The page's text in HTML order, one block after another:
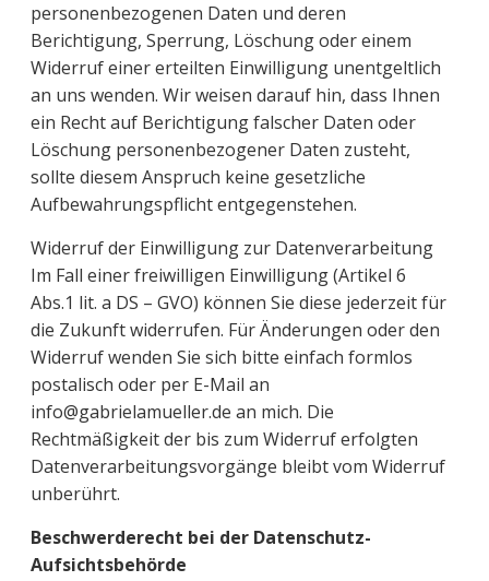
personenbezogenen Daten und deren
Berichtigung, Sperrung, Löschung oder einem
Widerruf einer erteilten Einwilligung unentgeltlich
an uns wenden. Wir weisen darauf hin, dass Ihnen
ein Recht auf Berichtigung falscher Daten oder
Löschung personenbezogener Daten zusteht,
sollte diesem Anspruch keine gesetzliche
Aufbewahrungspflicht entgegenstehen.
Widerruf der Einwilligung zur Datenverarbeitung
Im Fall einer freiwilligen Einwilligung (Artikel 6
Abs.1 lit. a DS – GVO) können Sie diese jederzeit für
die Zukunft widerrufen. Für Änderungen oder den
Widerruf wenden Sie sich bitte einfach formlos
postalisch oder per E-Mail an
info@gabrielamueller.de an mich. Die
Rechtmäßigkeit der bis zum Widerruf erfolgten
Datenverarbeitungsvorgänge bleibt vom Widerruf
unberührt.
Beschwerderecht bei der Datenschutz-
Aufsichtsbehörde